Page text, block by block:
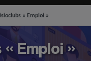
« Emploi »
Emploi »